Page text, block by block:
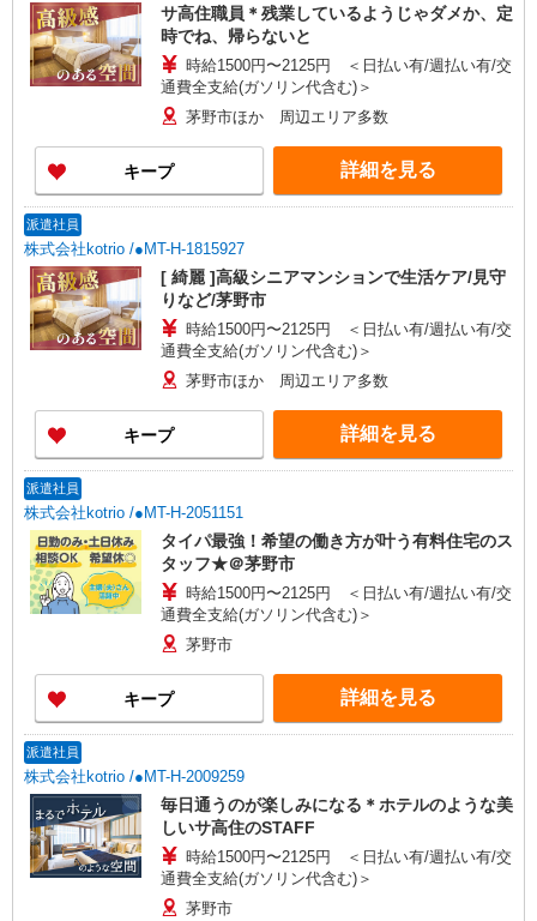
サ高住職員＊残業しているようじゃダメか、定
時でね、帰らないと
時給1500円〜2125円 ＜日払い有/週払い有/交
通費全支給(ガソリン代含む)＞
茅野市ほか 周辺エリア多数
キープ 詳細を見る
派遣社員
株式会社kotrio /●MT-H-1815927
[ 綺麗 ]高級シニアマンションで生活ケア/見守
りなど/茅野市
時給1500円〜2125円 ＜日払い有/週払い有/交
通費全支給(ガソリン代含む)＞
茅野市ほか 周辺エリア多数
キープ 詳細を見る
派遣社員
株式会社kotrio /●MT-H-2051151
タイパ最強！希望の働き方が叶う有料住宅のス
タッフ★＠茅野市
時給1500円〜2125円 ＜日払い有/週払い有/交
通費全支給(ガソリン代含む)＞
茅野市
キープ 詳細を見る
派遣社員
株式会社kotrio /●MT-H-2009259
毎日通うのが楽しみになる＊ホテルのような美
しいサ高住のSTAFF
時給1500円〜2125円 ＜日払い有/週払い有/交
通費全支給(ガソリン代含む)＞
茅野市